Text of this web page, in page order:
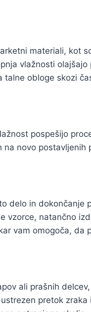
materiali, kot
vlažnosti olajšajo
talne obloge skozi
pospešijo
novo postavljenih
delo in dokončanje
vzorce, natančno
vam omogoča, da
ali prašnih
pretok zraka